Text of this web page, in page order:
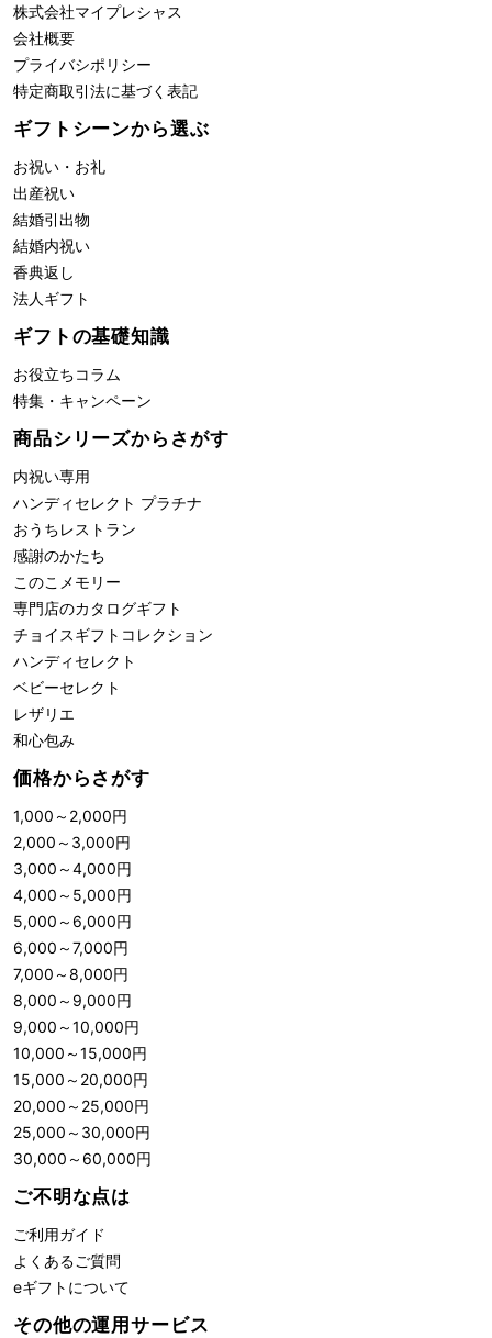
株式会社マイプレシャス
会社概要
プライバシポリシー
特定商取引法に基づく表記
ギフトシーンから選ぶ
お祝い・お礼
出産祝い
結婚引出物
結婚内祝い
香典返し
法人ギフト
ギフトの基礎知識
お役立ちコラム
特集・キャンペーン
商品シリーズからさがす
内祝い専用
ハンディセレクト プラチナ
おうちレストラン
感謝のかたち
このこメモリー
専門店のカタログギフト
チョイスギフトコレクション
ハンディセレクト
ベビーセレクト
レザリエ
和心包み
価格からさがす
1,000 ～ 2,000円
2,000 ～ 3,000円
3,000 ～4,000円
4,000 ～ 5,000円
5,000 ～ 6,000円
6,000 ～7,000円
7,000 ～8,000円
8,000 ～ 9,000円
9,000 ～10,000円
10,000 ～15,000円
15,000 ～ 20,000円
20,000 ～ 25,000円
25,000 ～ 30,000円
30,000 ～ 60,000円
ご不明な点は
ご利用ガイド
よくあるご質問
eギフトについて
その他の運用サービス